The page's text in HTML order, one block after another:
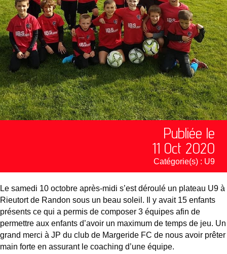
Publiée le
11 Oct 2020
Catégorie(s) : U9
Le samedi 10 octobre après-midi s’est déroulé un plateau U9 à
Rieutort de Randon sous un beau soleil. Il y avait 15 enfants
présents ce qui a permis de composer 3 équipes afin de
permettre aux enfants d’avoir un maximum de temps de jeu. Un
grand merci à JP du club de Margeride FC de nous avoir prêter
main forte en assurant le coaching d’une équipe.